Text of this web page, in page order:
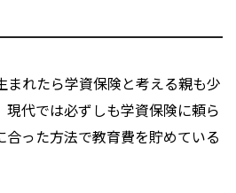
まれたら学資保険と考える親も少
現代では必ずしも学資保険に頼ら
った方法で教育費を貯めている